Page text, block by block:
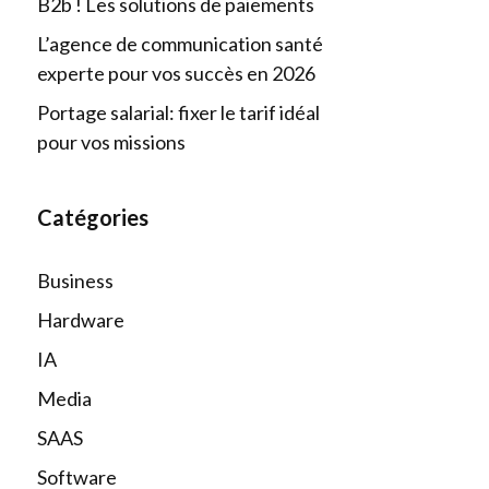
L’agence de communication santé
experte pour vos succès en 2026
Portage salarial: fixer le tarif idéal
pour vos missions
Catégories
Business
Hardware
IA
Media
SAAS
Software